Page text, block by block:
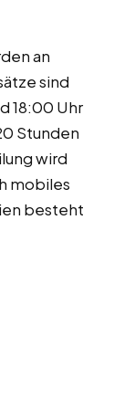
an
sind
18:00 Uhr
Stunden
wird
mobiles
besteht